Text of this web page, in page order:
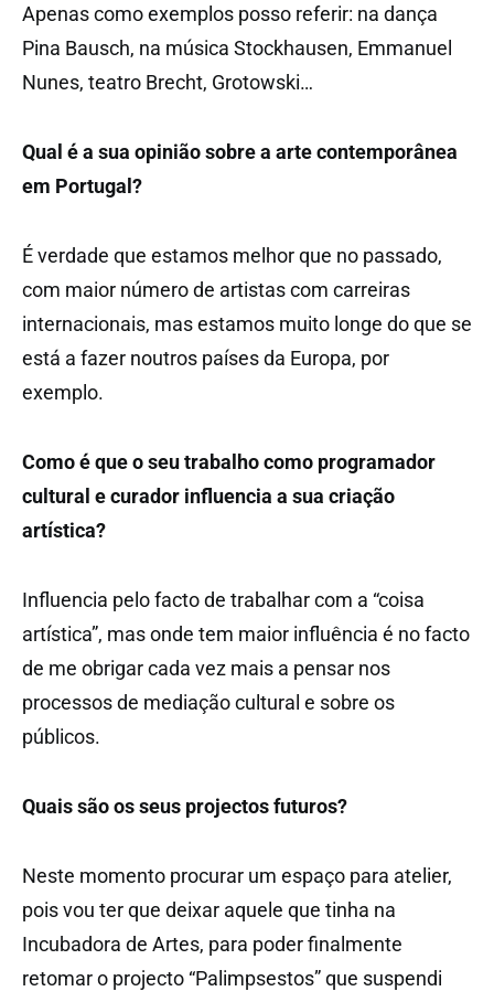
Apenas como exemplos posso referir: na dança
Pina Bausch, na música Stockhausen, Emmanuel
Nunes, teatro Brecht, Grotowski…
Qual é a sua opinião sobre a arte contemporânea
em Portugal?
É verdade que estamos melhor que no passado,
com maior número de artistas com carreiras
internacionais, mas estamos muito longe do que se
está a fazer noutros países da Europa, por
exemplo.
Como é que o seu trabalho como programador
cultural e curador influencia a sua criação
artística?
Influencia pelo facto de trabalhar com a “coisa
artística”, mas onde tem maior influência é no facto
de me obrigar cada vez mais a pensar nos
processos de mediação cultural e sobre os
públicos.
Quais são os seus projectos futuros?
Neste momento procurar um espaço para atelier,
pois vou ter que deixar aquele que tinha na
Incubadora de Artes, para poder finalmente
retomar o projecto “Palimpsestos” que suspendi